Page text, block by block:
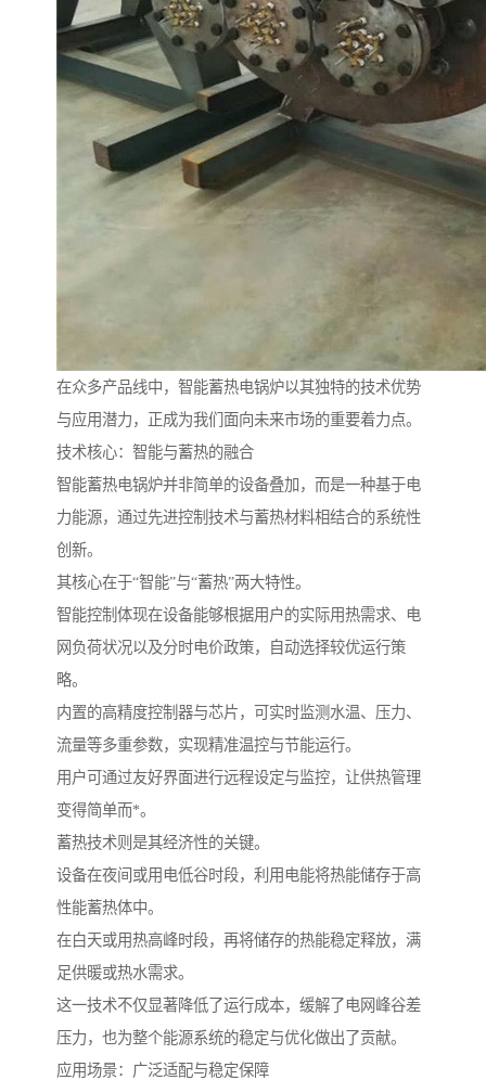
在众多产品线中，智能蓄热电锅炉以其独特的技术优势
与应用潜力，正成为我们面向未来市场的重要着力点。
技术核心：智能与蓄热的融合
智能蓄热电锅炉并非简单的设备叠加，而是一种基于电
力能源，通过先进控制技术与蓄热材料相结合的系统性
创新。
其核心在于“智能”与“蓄热”两大特性。
智能控制体现在设备能够根据用户的实际用热需求、电
网负荷状况以及分时电价政策，自动选择较优运行策
略。
内置的高精度控制器与芯片，可实时监测水温、压力、
流量等多重参数，实现精准温控与节能运行。
用户可通过友好界面进行远程设定与监控，让供热管理
变得简单而*。
蓄热技术则是其经济性的关键。
设备在夜间或用电低谷时段，利用电能将热能储存于高
性能蓄热体中。
在白天或用热高峰时段，再将储存的热能稳定释放，满
足供暖或热水需求。
这一技术不仅显著降低了运行成本，缓解了电网峰谷差
压力，也为整个能源系统的稳定与优化做出了贡献。
应用场景：广泛适配与稳定保障